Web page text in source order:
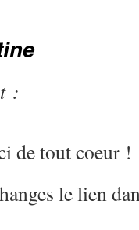
:
de tout coeur !
le lien